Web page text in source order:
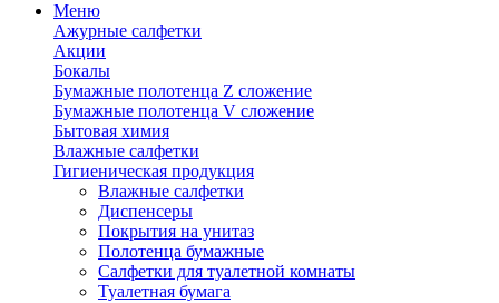
Меню
Ажурные салфетки
Акции
Бокалы
Бумажные полотенца Z сложение
Бумажные полотенца V сложение
Бытовая химия
Влажные салфетки
Гигиеническая продукция
Влажные салфетки
Диспенсеры
Покрытия на унитаз
Полотенца бумажные
Салфетки для туалетной комнаты
Туалетная бумага